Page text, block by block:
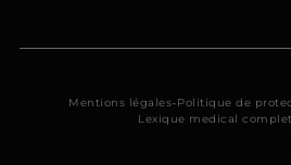
Mentions légales-Politique de
Lexique medical complet